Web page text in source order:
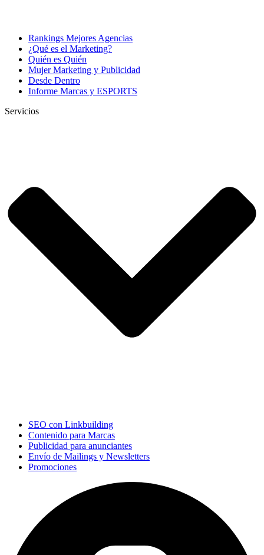
Rankings Mejores Agencias
¿Qué es el Marketing?
Quién es Quién
Mujer Marketing y Publicidad
Desde Dentro
Informe Marcas y ESPORTS
Servicios
SEO con Linkbuilding
Contenido para Marcas
Publicidad para anunciantes
Envío de Mailings y Newsletters
Promociones